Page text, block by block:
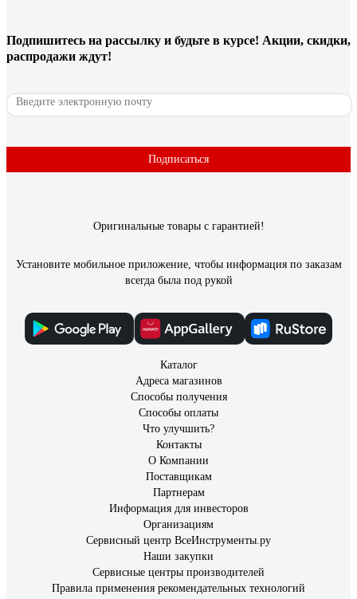
Подпишитесь на рассылку и будьте в курсе! Акции, скидки,
распродажи ждут!
Подписаться
Оригинальные товары с гарантией!
Установите мобильное приложение, чтобы информация по заказам
всегда была под рукой
Каталог
Адреса магазинов
Способы получения
Способы оплаты
Что улучшить?
Контакты
О Компании
Поставщикам
Партнерам
Информация для инвесторов
Организациям
Сервисный центр ВсеИнструменты.ру
Наши закупки
Сервисные центры производителей
Правила применения рекомендательных технологий